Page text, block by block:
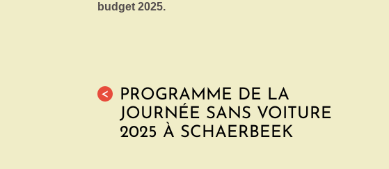
budget 2025.
<
PROGRAMME DE LA
JOURNÉE SANS VOITURE
2025 À SCHAERBEEK